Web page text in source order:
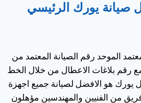
صيانة يورك الرئيسي
الموحد رقم الصيانة المعتمد من
رقم بلاغات الاعطال من خلال الخط
يورك هو الافضل لصيانة جميع اجهزة
فريق من الفنيين والمهندسين مؤهلون